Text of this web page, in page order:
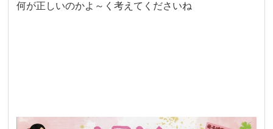
何が正しいのかよ～く考えてくださいね